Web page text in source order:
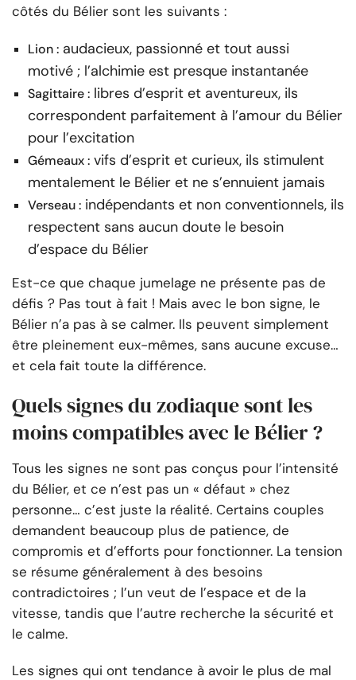
côtés du Bélier sont les suivants :
Lion : audacieux, passionné et tout aussi
motivé ; l’alchimie est presque instantanée
Sagittaire : libres d’esprit et aventureux, ils
correspondent parfaitement à l’amour du Bélier
pour l’excitation
Gémeaux : vifs d’esprit et curieux, ils stimulent
mentalement le Bélier et ne s’ennuient jamais
Verseau : indépendants et non conventionnels, ils
respectent sans aucun doute le besoin
d’espace du Bélier
Est-ce que chaque jumelage ne présente pas de
défis ? Pas tout à fait ! Mais avec le bon signe, le
Bélier n’a pas à se calmer. Ils peuvent simplement
être pleinement eux-mêmes, sans aucune excuse…
et cela fait toute la différence.
Quels signes du zodiaque sont les
moins compatibles avec le Bélier ?
Tous les signes ne sont pas conçus pour l’intensité
du Bélier, et ce n’est pas un « défaut » chez
personne… c’est juste la réalité. Certains couples
demandent beaucoup plus de patience, de
compromis et d’efforts pour fonctionner. La tension
se résume généralement à des besoins
contradictoires ; l’un veut de l’espace et de la
vitesse, tandis que l’autre recherche la sécurité et
le calme.
Les signes qui ont tendance à avoir le plus de mal